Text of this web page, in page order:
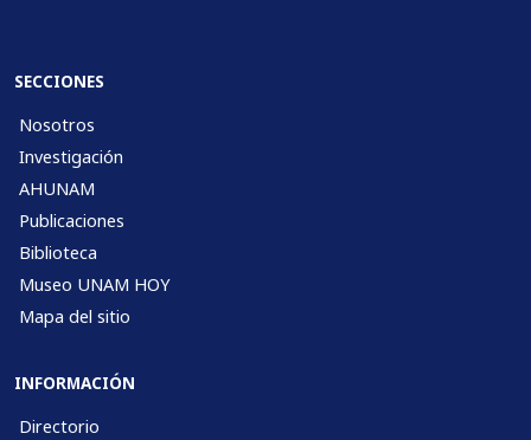
SECCIONES
Nosotros
Investigación
AHUNAM
Publicaciones
Biblioteca
Museo UNAM HOY
Mapa del sitio
INFORMACIÓN
Directorio